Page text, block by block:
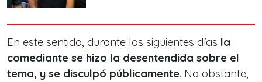
En este sentido, durante los siguientes días la
comediante se hizo la desentendida sobre el
tema, y se disculpó públicamente. No obstante,